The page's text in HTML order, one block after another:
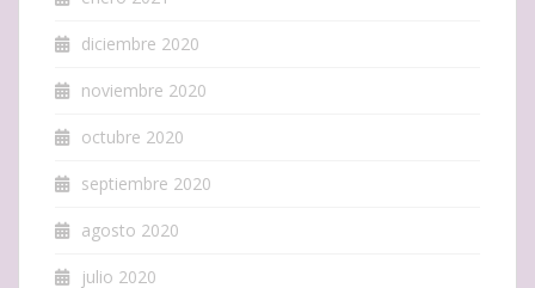
diciembre 2020
noviembre 2020
octubre 2020
septiembre 2020
agosto 2020
julio 2020